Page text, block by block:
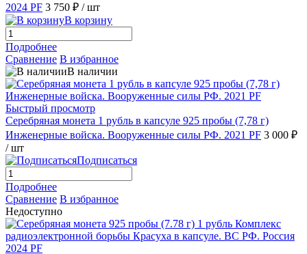
2024 PF 3 750 ₽ / шт
В корзину
Подробнее
Сравнение В избранное
В наличии
Быстрый просмотр
Серебряная монета 1 рубль в капсуле 925 пробы (7,78 г)
Инженерные войска. Вооруженные силы РФ. 2021 PF 3 000 ₽
/ шт
Подписаться
Подробнее
Сравнение В избранное
Недоступно